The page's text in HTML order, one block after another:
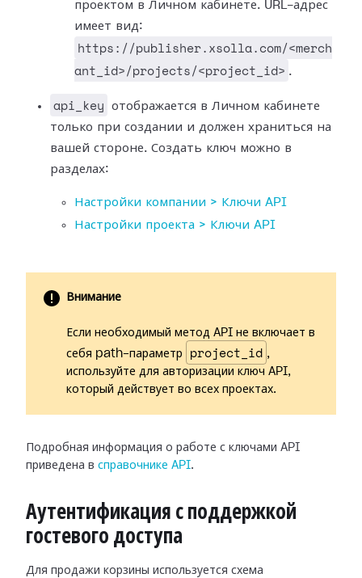
проектом в Личном кабинете. URL-адрес
имеет вид:
https://publisher.xsolla.com/<merch
ant_id>/projects/<project_id> .
api_key
отображается в Личном кабинете
только при создании и должен храниться на
вашей стороне. Создать ключ можно в
разделах:
Настройки компании > Ключи API
Настройки проекта > Ключи API
Внимание
Если необходимый метод API не включает в
себя path-параметр
project_id ,
используйте для авторизации ключ API,
который действует во всех проектах.
Подробная информация о работе с ключами API
приведена в справочнике API.
Аутентификация с поддержкой
гостевого доступа
Для продажи корзины используется схема